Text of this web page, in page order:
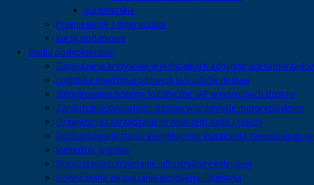
magisterskie
Przeniesienie z innej uczelni
Kursy dodatkowe
Studia podyplomowe
Zarządzanie kryzysowe w jednostkach administracji
Logistyka międzynarodowych łańcuchów dostaw
Zintegrowane systemy logistyczne SAP w łańcuchach dostaw
Zarządzanie łańcuchami dostaw w przemyśle motoryzacyjnym
Organizacja i zarządzanie przewozem osób i rzeczy
Dofinansowane studia kwalifikacyjne kształcenia zawodowego
Menedżer logistyki
Eksploatacja i utrzymanie infrastruktury kolejowej
Nowoczesne zarządzanie produkcją i logistyką